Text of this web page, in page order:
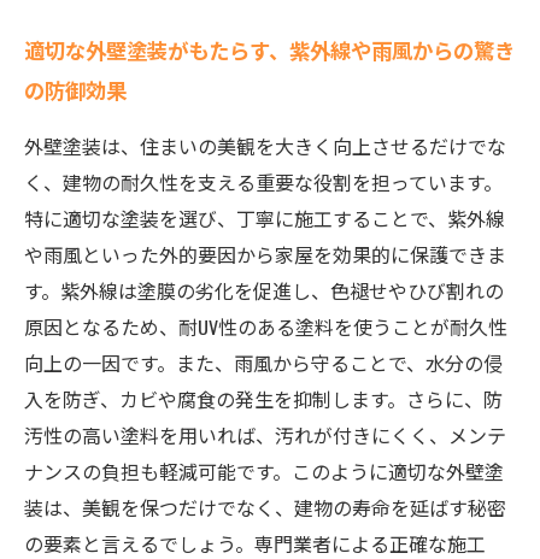
適切な外壁塗装がもたらす、紫外線や雨風からの驚き
の防御効果
外壁塗装は、住まいの美観を大きく向上させるだけでな
く、建物の耐久性を支える重要な役割を担っています。
特に適切な塗装を選び、丁寧に施工することで、紫外線
や雨風といった外的要因から家屋を効果的に保護できま
す。紫外線は塗膜の劣化を促進し、色褪せやひび割れの
原因となるため、耐UV性のある塗料を使うことが耐久性
向上の一因です。また、雨風から守ることで、水分の侵
入を防ぎ、カビや腐食の発生を抑制します。さらに、防
汚性の高い塗料を用いれば、汚れが付きにくく、メンテ
ナンスの負担も軽減可能です。このように適切な外壁塗
装は、美観を保つだけでなく、建物の寿命を延ばす秘密
の要素と言えるでしょう。専門業者による正確な施工